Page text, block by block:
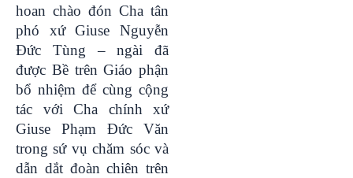
hoan chào đón Cha tân
phó xứ Giuse Nguyễn
Đức Tùng – ngài đã
được Bề trên Giáo phận
bổ nhiệm để cùng cộng
tác với Cha chính xứ
Giuse Phạm Đức Văn
trong sứ vụ chăm sóc và
dẫn dắt đoàn chiên trên